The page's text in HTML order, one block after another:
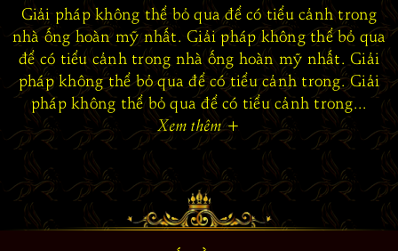
Giải pháp không thể bỏ qua để có tiểu cảnh trong
nhà ống hoàn mỹ nhất. Giải pháp không thể bỏ qua
để có tiểu cảnh trong nhà ống hoàn mỹ nhất. Giải
pháp không thể bỏ qua để có tiểu cảnh trong. Giải
pháp không thể bỏ qua để có tiểu cảnh trong...
Xem thêm+